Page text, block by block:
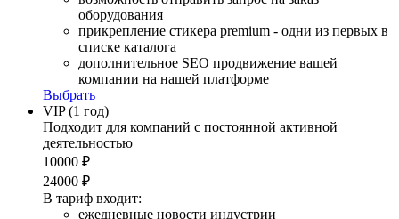
оборудования
прикрепление стикера premium - одни из первых в
списке каталога
дополнительное SEO продвижение вашей
компании на нашей платформе
Выбрать
VIP (1 год)
Подходит для компаний с постоянной активной
деятельностью
10000 ₽
24000 ₽
В тариф входит:
ежедневные новости индустрии